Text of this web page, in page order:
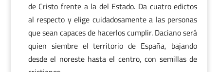
de Cristo frente a la del Estado. Da cuatro edictos
al respecto y elige cuidadosamente a las personas
que sean capaces de hacerlos cumplir. Daciano será
quien siembre el territorio de España, bajando
desde el noreste hasta el centro, con semillas de